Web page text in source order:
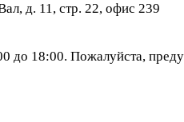
д. 11, стр. 22, офис 239
до 18:00. Пожалуйста,